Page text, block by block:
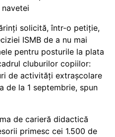
solicită, într-o petiție,
ISMB de a nu mai
pentru posturile la plata
cluburilor copiilor:
de activități extrașcolare
de la 1 septembrie, spun
de carieră didactică
primesc cei 1.500 de